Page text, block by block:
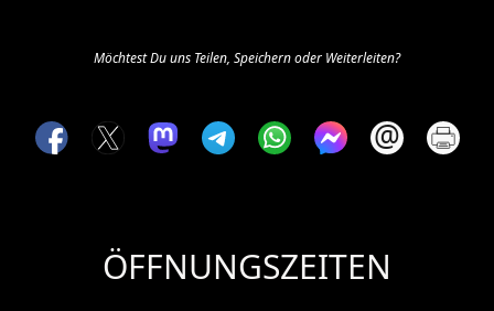
Möchtest Du uns Teilen, Speichern oder Weiterleiten?
ÖFFNUNGSZEITEN